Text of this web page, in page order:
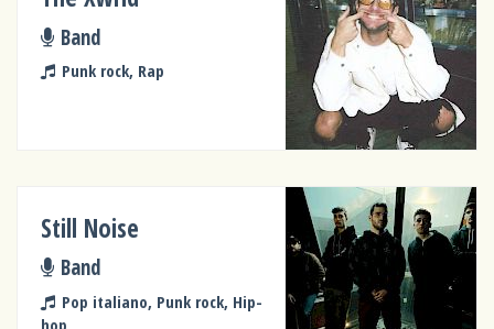
Band
Punk rock, Rap
Still Noise
Band
Pop italiano, Punk rock, Hip-
hop